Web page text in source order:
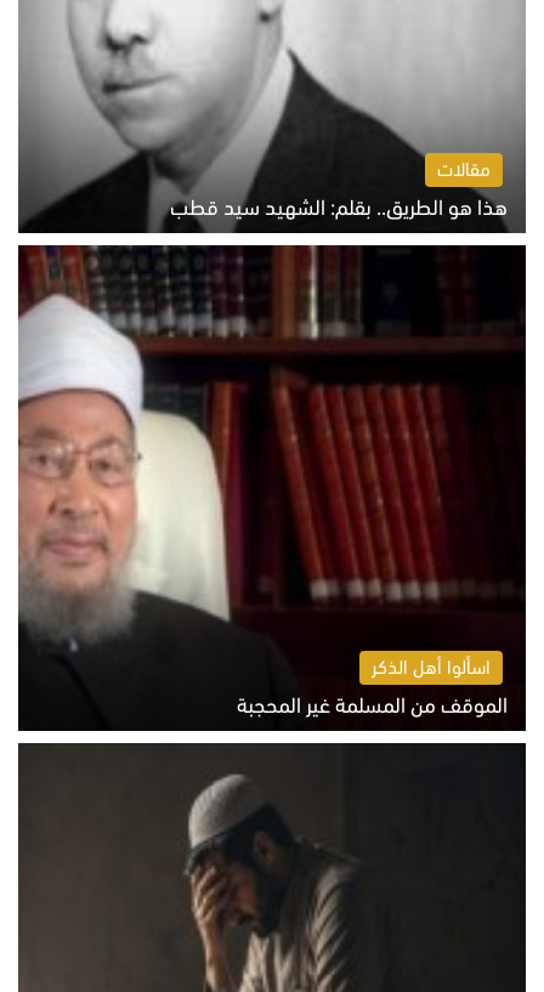
مقالات
هذا هو الطريق.. بقلم: الشهيد سيد قطب
الخميس 6 أغسطس 2026 10:52 ص
اسألوا أهل الذكر
الموقف من المسلمة غير المحجبة
الخميس 6 أغسطس 2026 10:45 ص